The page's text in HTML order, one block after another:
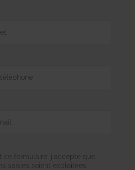
ce formulaire, j'accepte que
saisies soient exploitées